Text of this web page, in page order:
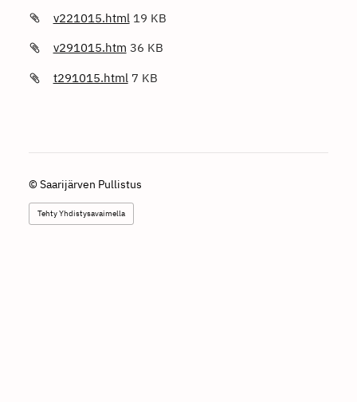
v221015.html 19 KB
v291015.htm 36 KB
t291015.html 7 KB
© Saarijärven Pullistus
Tehty Yhdistysavaimella